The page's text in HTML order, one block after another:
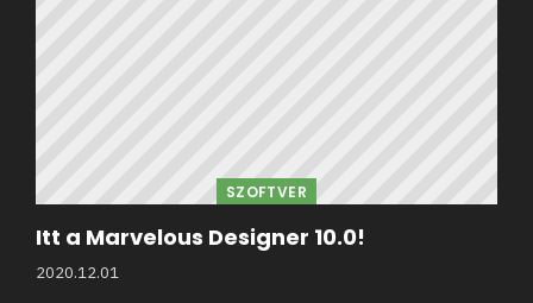
SZOFTVER
Itt a Marvelous Designer 10.0!
2020.12.01